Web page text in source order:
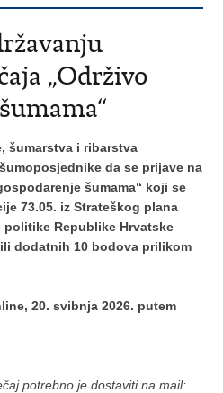
„Održivo
šumarstva i ribarstva
da se prijave na
šumama“ koji se
73.05. iz Strateškog plana
Republike Hrvatske
dodatnih 10 bodova prilikom
20. svibnja 2026. putem
potrebno je dostaviti na mail: